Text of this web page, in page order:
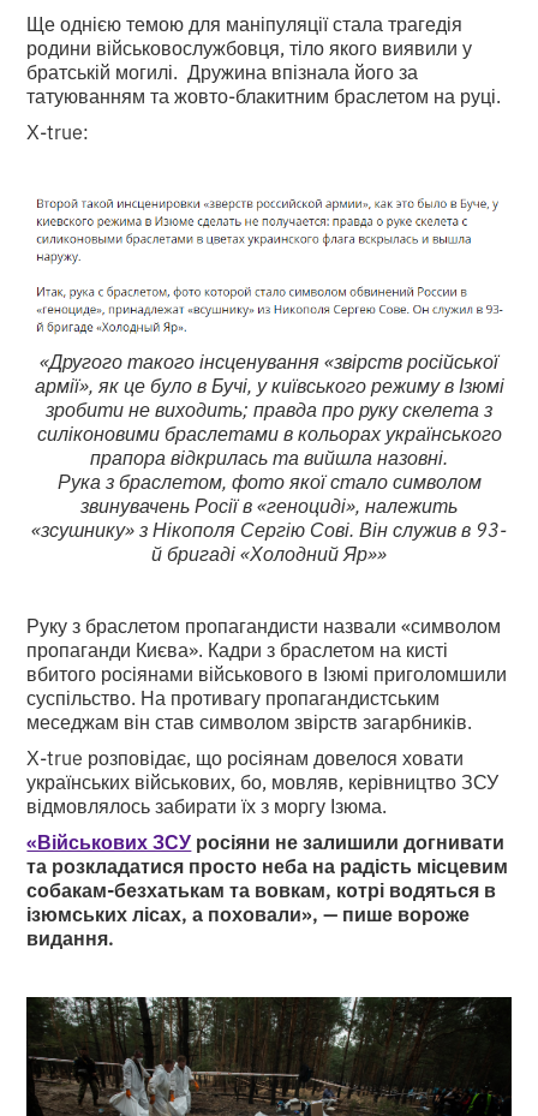
Ще однією темою для маніпуляції стала трагедія
родини військовослужбовця, тіло якого виявили у
братській могилі. Дружина впізнала його за
татуюванням та жовто-блакитним браслетом на руці.
Х-true:
«Другого такого інсценування «звірств російської
армії», як це було в Бучі, у київського режиму в Ізюмі
зробити не виходить; правда про руку скелета з
силіконовими браслетами в кольорах українського
прапора відкрилась та вийшла назовні.
Рука з браслетом, фото якої стало символом
звинувачень Росії в «геноциді», належить
«зсушнику» з Нікополя Сергію Сові. Він служив в 93-
й бригаді «Холодний Яр»»
Руку з браслетом пропагандисти назвали «символом
пропаганди Києва». Кадри з браслетом на кисті
вбитого росіянами військового в Ізюмі приголомшили
суспільство. На противагу пропагандистським
меседжам він став символом звірств загарбників.
Х-true розповідає, що росіянам довелося ховати
українських військових, бо, мовляв, керівництво ЗСУ
відмовлялось забирати їх з моргу Ізюма.
«Військових ЗСУ росіяни не залишили догнивати
та розкладатися просто неба на радість місцевим
собакам-безхатькам та вовкам, котрі водяться в
ізюмських лісах, а поховали», — пише вороже
видання.